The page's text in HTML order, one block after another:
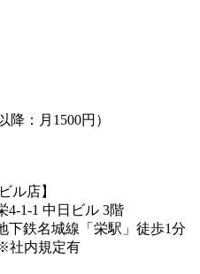
：月1500円）
ル店】
1-1 中日ビル 3階
鉄名城線「栄駅」徒歩1分
社内規定有